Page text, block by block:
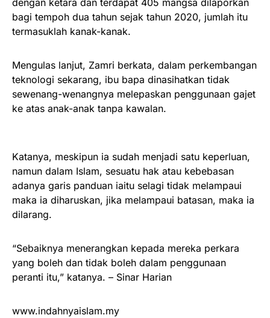
dengan ketara dan terdapat 405 mangsa dilaporkan
bagi tempoh dua tahun sejak tahun 2020, jumlah itu
termasuklah kanak-kanak.
Mengulas lanjut, Zamri berkata, dalam perkembangan
teknologi sekarang, ibu bapa dinasihatkan tidak
sewenang-wenangnya melepaskan penggunaan gajet
ke atas anak-anak tanpa kawalan.
Katanya, meskipun ia sudah menjadi satu keperluan,
namun dalam Islam, sesuatu hak atau kebebasan
adanya garis panduan iaitu selagi tidak melampaui
maka ia diharuskan, jika melampaui batasan, maka ia
dilarang.
“Sebaiknya menerangkan kepada mereka perkara
yang boleh dan tidak boleh dalam penggunaan
peranti itu,” katanya. – Sinar Harian
www.indahnyaislam.my